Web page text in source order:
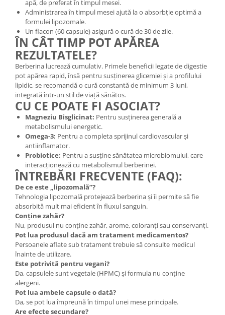
apă, de preferat în timpul mesei.
Administrarea în timpul mesei ajută la o absorbție optimă a
formulei lipozomale.
Un flacon (60 capsule) asigură o cură de 30 de zile.
ÎN CÂT TIMP POT APĂREA
REZULTATELE?
Berberina lucrează cumulativ. Primele beneficii legate de digestie
pot apărea rapid, însă pentru susținerea glicemiei și a profilului
lipidic, se recomandă o cură constantă de minimum 3 luni,
integrată într-un stil de viață sănătos.
CU CE POATE FI ASOCIAT?
Magneziu Bisglicinat: Pentru susținerea generală a
metabolismului energetic.
Omega-3: Pentru a completa sprijinul cardiovascular și
antiinflamator.
Probiotice: Pentru a susține sănătatea microbiomului, care
interacționează cu metabolismul berberinei.
ÎNTREBĂRI FRECVENTE (FAQ):
De ce este „lipozomală”?
Tehnologia lipozomală protejează berberina și îi permite să fie
absorbită mult mai eficient în fluxul sanguin.
Conține zahăr?
Nu, produsul nu conține zahăr, arome, coloranți sau conservanți.
Pot lua produsul dacă am tratament medicamentos?
Persoanele aflate sub tratament trebuie să consulte medicul
înainte de utilizare.
Este potrivită pentru vegani?
Da, capsulele sunt vegetale (HPMC) și formula nu conține
alergeni.
Pot lua ambele capsule o dată?
Da, se pot lua împreună în timpul unei mese principale.
Are efecte secundare?